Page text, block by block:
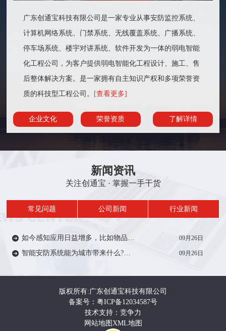
广东创通宝科技有限公司是一家专业从事安防监控系统、
计算机网络系统、门禁系统、无线覆盖系统、广播系统、
停车场系统、楼宇对讲系统、软件开发为一体的弱电智能
化工程公司，为客户提供弱电智能化工程设计、施工、售
后整体解决方案。是一家拥有自主知识产权和多项荣誉资
质的科技型工程公司。
[查看更多]
企业文化 荣誉资质 了解详情
新闻资讯
关注创通宝 · 掌握一手干货
常见问题 公司新闻 行业新闻
09月26日
09月26日
版权所有:广东创通宝科技有限公司
备案号：粤ICP备12034587号
技术支持：竞争力
网站地图 XML地图